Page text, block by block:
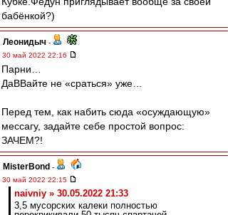
бабёнкой?)
Леонидыч -
30 май 2022 22:16
Парни…
ДаВВайте не «сраться» уже…
Перед тем, как набить сюда «осуждающую»
мессагу, задайте себе простой вопрос:
ЗАЧЕМ?!
MisterBond -
30 май 2022 22:15
naivniy » 30.05.2022 21:33
3,5 мусорских калеки полностью